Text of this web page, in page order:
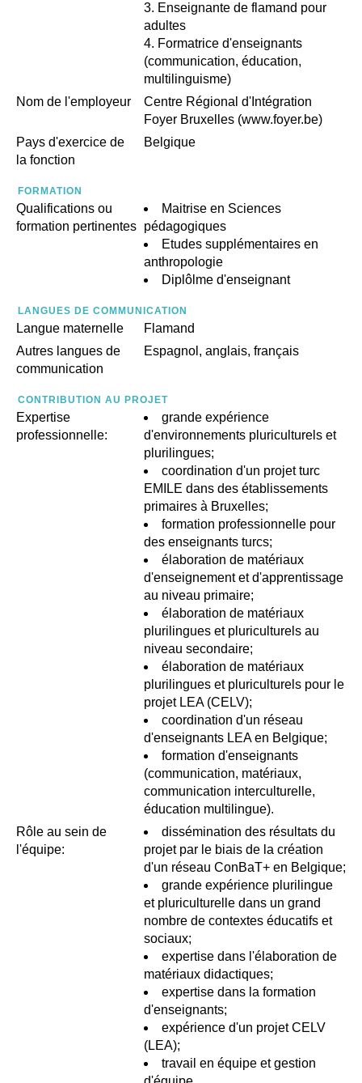
Enseignante de flamand pour
adultes
Formatrice d'enseignants
(communication, éducation,
multilinguisme)
Nom de l'employeur
Centre Régional d'Intégration
Foyer Bruxelles (www.foyer.be)
Pays d'exercice de
la fonction
Belgique
FORMATION
Qualifications ou
formation pertinentes
Maitrise en Sciences
pédagogiques
Etudes supplémentaires en
anthropologie
Diplôlme d'enseignant
LANGUES DE COMMUNICATION
Langue maternelle
Flamand
Autres langues de
communication
Espagnol, anglais, français
CONTRIBUTION AU PROJET
Expertise
professionnelle:
grande expérience
d'environnements pluriculturels et
plurilingues;
coordination d'un projet turc
EMILE dans des établissements
primaires à Bruxelles;
formation professionnelle pour
des enseignants turcs;
élaboration de matériaux
d'enseignement et d'apprentissage
au niveau primaire;
élaboration de matériaux
plurilingues et pluriculturels au
niveau secondaire;
élaboration de matériaux
plurilingues et pluriculturels pour le
projet LEA (CELV);
coordination d'un réseau
d'enseignants LEA en Belgique;
formation d'enseignants
(communication, matériaux,
communication interculturelle,
éducation multilingue).
Rôle au sein de
l'équipe:
dissémination des résultats du
projet par le biais de la création
d'un réseau ConBaT+ en Belgique;
grande expérience plurilingue
et pluriculturelle dans un grand
nombre de contextes éducatifs et
sociaux;
expertise dans l'élaboration de
matériaux didactiques;
expertise dans la formation
d'enseignants;
expérience d'un projet CELV
(LEA);
travail en équipe et gestion